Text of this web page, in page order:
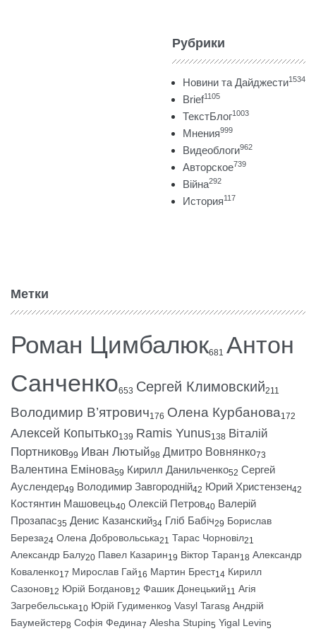
Рубрики
Новини та Дайджести1534
Brief1105
ТекстБлог1003
Мнения999
Видеоблоги962
Авторское739
Війна292
История117
Метки
Роман Цимбалюк681 Антон
Санченко653 Сергей Климовский211
Володимир В’ятрович176 Олена Курбанова172
Алексей Копытько139 Ramis Yunus138 Віталій
Портников99 Иван Лютый98 Дмитро Вовнянко73
Валентина Емінова59 Кирилл Данильченко52 Сергей
Ауслендер49 Володимир Завгородній42 Юрий Христензен42
Костянтин Машовець40 Олексій Петров40 Валерій
Прозапас35 Денис Казанский34 Гліб Бабіч29 Борислав
Береза24 Олена Добровольська21 Тарас Чорновіл21
Александр Балу20 Павел Казарин19 Віктор Таран18 Александр
Коваленко17 Мирослав Гай16 Мартин Брест14 Кирилл
Сазонов12 Юрій Богданов12 Фашик Донецький11 Агія
Загребельська10 Юрій Гудименко9 Vasyl Taras8 Андрій
Баумейстер8 Софія Федина7 Alesha Stupin5 Yigal Levin5